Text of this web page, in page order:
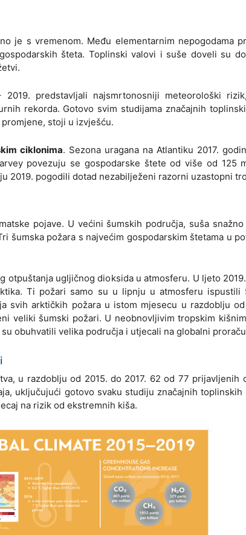
je s vremenom. Među elementarnim nepogodama
šteta. Toplinski valovi i suše doveli su
predstavljali najsmrtonosniji meteorološki
rekorda. Gotovo svim studijama značajnih
stoji u izvješću.
ciklonima. Sezona uragana na Atlantiku 2017.
povezuju se gospodarske štete od više od 125
2019. pogodili dotad nezabilježeni razorni uzastopni
pojave. U većini šumskih područja, suša
šumska požara s najvećim gospodarskim štetama u
otpuštanja ugljičnog dioksida u atmosferu. U ljeto
Ti požari samo su u lipnju u atmosferu ispustili
svih arktičkih požara u istom mjesecu u razdoblju
veliki šumski požari. U neobnovljivim tropskim
obuhvatili velika područja i utjecali na globalni
u razdoblju od 2015. do 2017. 62 od 77 prijavljenih
uključujući gotovo svaku studiju značajnih toplinskih
na rizik od ekstremnih kiša.